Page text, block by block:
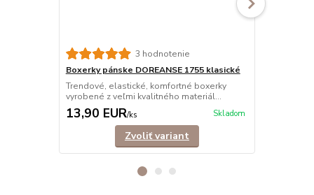
3 hodnotenie
Boxerky pánske DOREANSE 1755 klasické
Trendové, elastické, komfortné boxerky
vyrobené z veľmi kvalitného materiál...
13,90 EUR/ks Skladom
Zvoliť variant